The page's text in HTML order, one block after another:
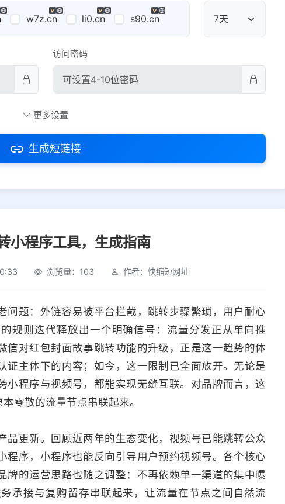
w7z.cn li0.cn s90.cn 公共域名
访问密码
平台设置
iOS Android PC 其他
更多设置
生成短链接
小程序工具，生成指南
浏览量：103 作者：快缩短网址
问题：外链容易被平台拦截，跳转步骤繁琐，用户耐心
规则迭代释放出一个明确信号：流量分发正从单向推
信对红包封面故事跳转功能的升级，正是这一趋势的体
证主体下的内容；如今，这一限制已全面放开。无论是
小程序与视频号，都能实现无缝互联。对品牌而言，这
零散的流量节点串联起来。
品更新。回顾近两年的生态变化，视频号已能跳转公众
程序，小程序也能反向引导用户预约视频号。各个核心
牌的运营思路也随之调整：不再依赖单一渠道的集中曝
承接与复购留存串联起来，让流量在节点之间自然流